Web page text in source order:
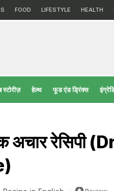
FOOD LIFESTYLE HEALTH
स्टोरीज़ हेल्‍थ फूड एंड ड्रिंक्स
अचार रेसिपी